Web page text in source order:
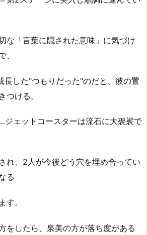
な「言葉に隠された意味」に気づけ
、
長した"つもりだった"のだと、彼の置
つける。
ジェットコースターは流石に大袈裟で
れ、2人が今後どう穴を埋め合ってい
る
す。
をしたら、泉美の方が落ち度がある